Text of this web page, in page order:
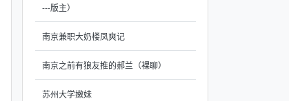
---版主）
南京兼职大奶楼凤爽记
南京之前有狼友推的郝兰（裸聊）
苏州大学嫩妹